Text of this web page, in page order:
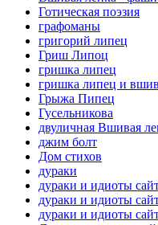
Готическая поэзия
графоманы
григорий липец
Гриш Липоц
гришка липец
гришка липец и
Грыжа Пипец
Гусельникова
двуличная Вшивая
джим болт
Дом стихов
дураки
дураки и идиоты
дураки и идиоты
дураки и идиоты